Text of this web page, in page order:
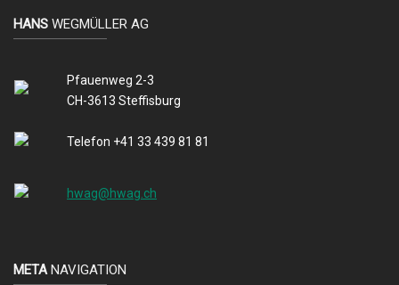
HANS WEGMÜLLER AG
Pfauenweg 2-3
CH-3613 Steffisburg
Telefon +41 33 439 81 81
hwag@hwag.ch
META NAVIGATION